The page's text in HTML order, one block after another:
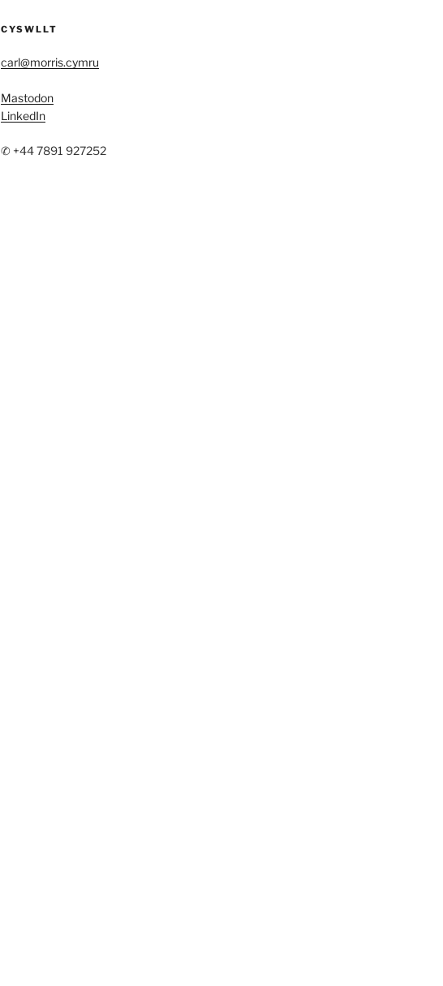
CYSWLLT
carl@morris.cymru
Mastodon
LinkedIn
✆ +44 7891 927252